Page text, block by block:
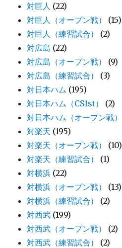
対巨人 (22)
対巨人（オープン戦）
(15)
対巨人（練習試合）
(2)
対広島 (22)
対広島（オープン戦）
(9)
対広島（練習試合）
(3)
対日本ハム (195)
対日本ハム（CS1st）
(2)
対日本ハム（オープン戦）
対楽天 (195)
対楽天（オープン戦）
(10)
対楽天（練習試合）
(1)
対横浜 (22)
対横浜（オープン戦）
(13)
対横浜（練習試合）
(2)
対西武 (199)
対西武（オープン戦）
(2)
対西武（練習試合）
(2)